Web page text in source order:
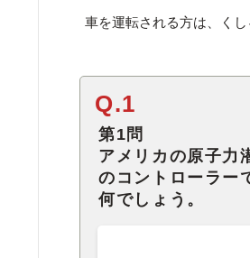
車を運転される方は、くし
Q.1
第1問
アメリカの原子力
のコントローラー
何でしょう。